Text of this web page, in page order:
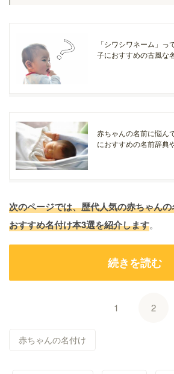
「シワシワネーム」
子におすすめの古風な
赤ちゃんの名前に悩
におすすめの名前辞典
次のページでは、歴代人気の赤ちゃん
おすすめ名付け本3選を紹介します。
続きを読む
1 2
赤ちゃんの名付け